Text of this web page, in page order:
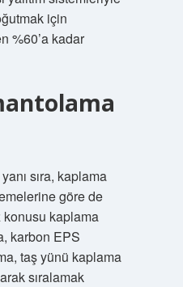
için
%60’a kadar
sıra, kaplama
göre de
konusu kaplama
karbon EPS
taş yünü kaplama
sıralamak